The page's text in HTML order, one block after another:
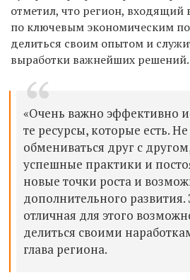
отметил, что регион, входящий
по ключевым экономическим
делиться своим опытом и
выработки важнейших решений.
«Очень важно эффективно
те ресурсы, которые есть.
обмениваться друг с
успешные практики и
новые точки роста и
дополнительного развития.
отличная для этого
делиться своими
глава региона.